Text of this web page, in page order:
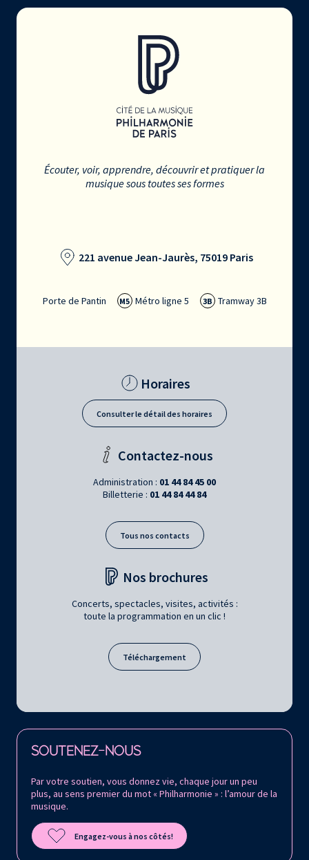
Écouter, voir, apprendre, découvrir et pratiquer la
musique sous toutes ses formes
221 avenue Jean-Jaurès, 75019 Paris
Porte de Pantin M5 Métro ligne 5 3B Tramway 3B
Horaires
Consulter le détail des horaires
Contactez-nous
Administration : 01 44 84 45 00
Billetterie : 01 44 84 44 84
Tous nos contacts
Nos brochures
Concerts, spectacles, visites, activités :
toute la programmation en un clic !
Téléchargement
SOUTENEZ-NOUS
Par votre soutien, vous donnez vie, chaque jour un peu
plus, au sens premier du mot « Philharmonie » : l’amour de la
musique.
Engagez-vous à nos côtés!
Retrouvez la Philharmonie de Paris sur